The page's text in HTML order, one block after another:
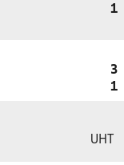
1
3
1
UHT